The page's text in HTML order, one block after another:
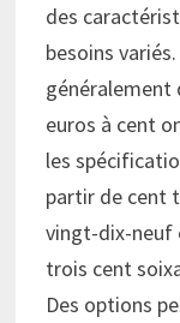
des
besoins
généralement
euros à cent
les
partir de cent
vingt-dix-neuf
trois cent
Des options